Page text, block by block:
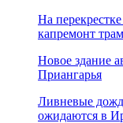
На
капремонт
Новое здание
Приангарья
Ливневые
ожидаются в